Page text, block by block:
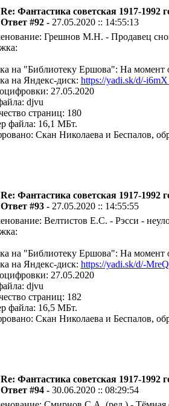
Re: Фантастика советская 1917-1992
Ответ #92 - 27.05.2020 :: 14:55:13
Грешнов М.Н. - Продавец
на "Библиотеку Ершова": На момент
на Яндекс-диск: https://yadi.sk/d/-
27.05.2020
djvu
страниц: 180
файла: 16,1 МБт.
Скан Николаева и Беспалов,
Re: Фантастика советская 1917-1992
Ответ #93 - 27.05.2020 :: 14:55:55
Велтистов Е.С. - Рэсси -
на "Библиотеку Ершова": На момент
на Яндекс-диск: https://yadi.sk/d/-
27.05.2020
djvu
страниц: 182
файла: 16,5 МБт.
Скан Николаева и Беспалов,
Re: Фантастика советская 1917-1992
Ответ #94 - 30.06.2020 :: 08:29:54